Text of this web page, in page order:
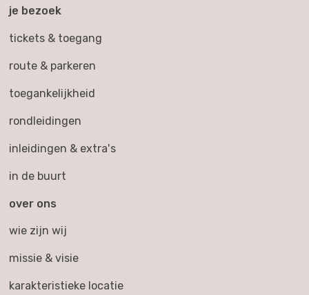
je bezoek
tickets & toegang
route & parkeren
toegankelijkheid
rondleidingen
inleidingen & extra's
in de buurt
over ons
wie zijn wij
missie & visie
karakteristieke locatie